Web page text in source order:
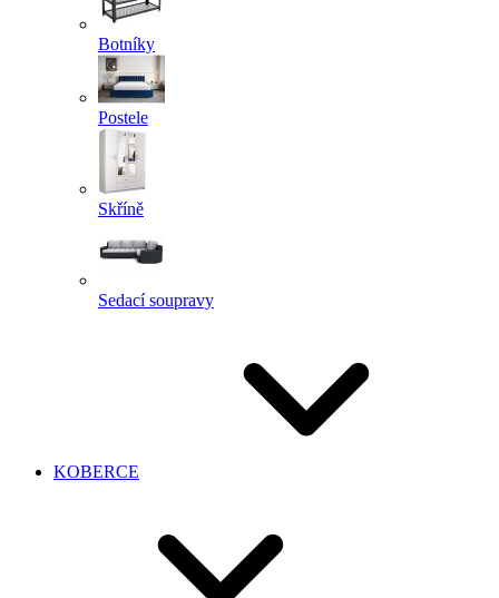
Botníky
Postele
Skříně
Sedací soupravy
KOBERCE